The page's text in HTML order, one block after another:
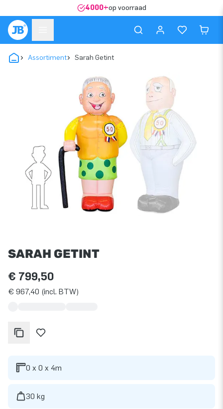
4000+op voorraad
Assortiment Sarah Getint
SARAH GETINT
€ 799,50
€ 967,40 (incl. BTW)
0 x 0 x 4m
30 kg